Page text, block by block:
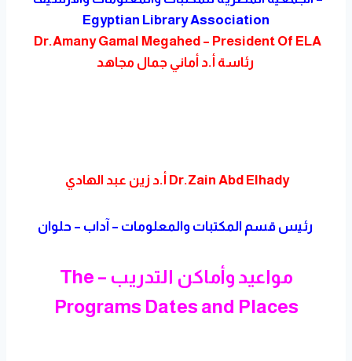
Egyptian Library Association
Dr.Amany Gamal Megahed – President Of ELA
Dr.Zain Abd Elhady أ.د زين عبد الهادي
رئيس قسم المكتبات والمعلومات – آداب – حلوان
مواعيد وأماكن التدريب – The
Programs Dates and Places